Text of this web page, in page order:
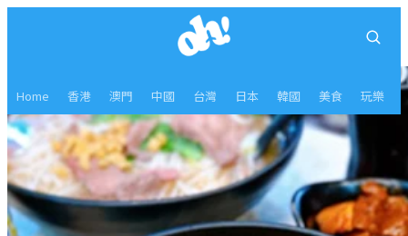
Home 香港 澳門 中國 台灣 日本 韓國 美食 玩樂